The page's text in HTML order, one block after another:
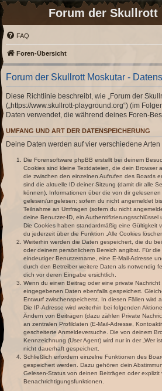
Forum der Skullrott
FAQ
Foren-Übersicht
Forum der Skullrott Moskutar -
Diese Richtlinie beschreibt, wie „Forum der
(„https://www.skullrott-playground.org“) (im
Daten verwendet, die während deines Foren-
UMFANG UND ART DER DATENSPEICHERUNG
Deine Daten werden auf vier verschiedene
Die Forensoftware phpBB erstellt bei deinem
Cookies sind kleine Textdateien, die dein Browser
die zwischen den einzelnen Aufrufen des Boards
sind die aktuelle ID deiner Sitzung (damit dir alle
können), Informationen über die von dir
gelesen/ungelesen; sofern du nicht angemeldet
Teilnahme an Umfragen (sofern du nicht
deine Benutzer-ID, ein Authentifizierungsschlüssel
Die Cookies haben standardmäßig eine Gültigkeit
du jederzeit über die Funktion „Alle Cookies
Weiterhin werden die Daten gespeichert, die du
oder deinem persönlichem Bereich angibst. Für
eindeutiger Benutzername, eine E-Mail-Adresse
durch den Betreiber weitere Daten als notwendig
dich vor deren Eingabe ersichtlich.
Wenn du einen Beitrag oder eine private
eingegebenen Daten ebenfalls gespeichert.
Entwurf zwischenspeicherst. In diesen Fällen wird
Die IP-Adresse wird weiterhin bei folgenden
Ändern von Beiträgen (dazu zählen Private
an zentralen Profildaten (E-Mail-Adresse,
gescheiterte Anmeldeversuche. Die von deinem
Kennzeichnung (User Agent) wird nur in der „Wer
nicht dauerhaft gespeichert.
Schließlich erfordern einzelne Funktionen des
gespeichert werden. Dazu gehören dein
Gelesen-Status von deinen Beiträgen oder
Benachrichtigungsfunktionen.